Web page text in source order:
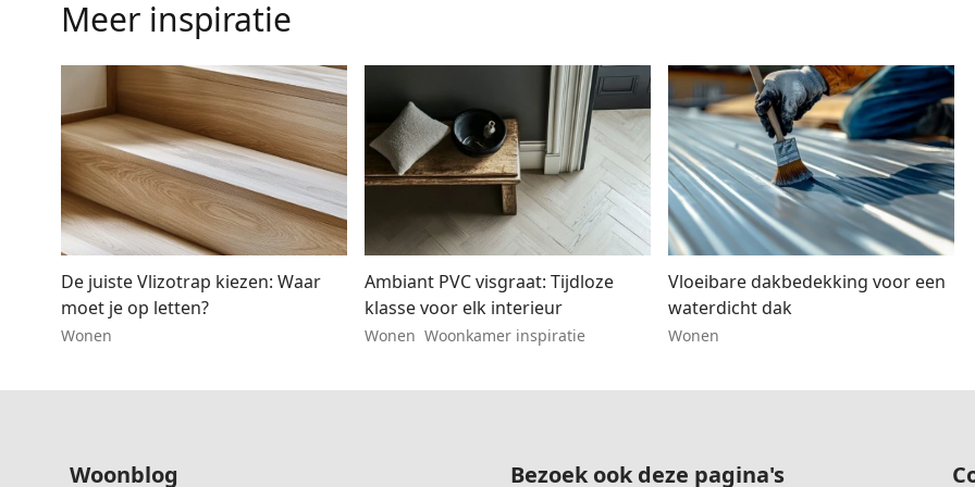
Meer inspiratie
De juiste Vlizotrap kiezen: Waar
moet je op letten?
Wonen
Ambiant PVC visgraat: Tijdloze
klasse voor elk interieur
Wonen Woonkamer inspiratie
Vloeibare dakbedekking voor een
waterdicht dak
Wonen
Woonblog Bezoek ook deze pagina's